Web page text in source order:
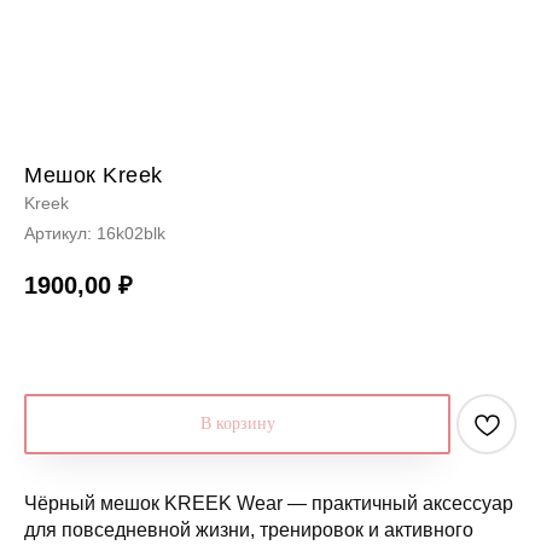
Мешок Kreek
Kreek
Артикул: 16k02blk
1900,00 ₽
В корзину
Чёрный мешок KREEK Wear — практичный аксессуар
для повседневной жизни, тренировок и активного